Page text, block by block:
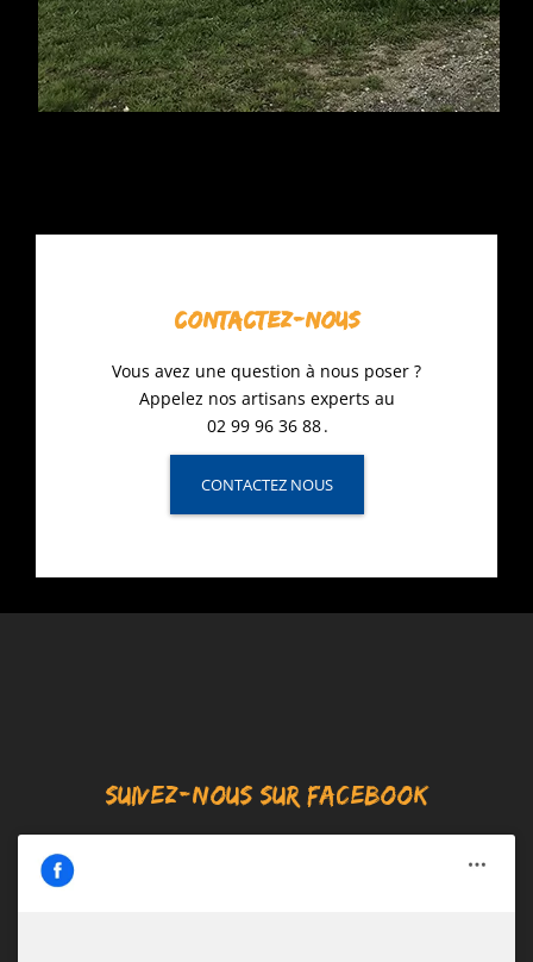
CONTACTEZ-NOUS
Vous avez une question à nous poser ?
Appelez nos artisans experts au
02 99 96 36 88.
CONTACTEZ NOUS
SUIVEZ-NOUS SUR FACEBOOK